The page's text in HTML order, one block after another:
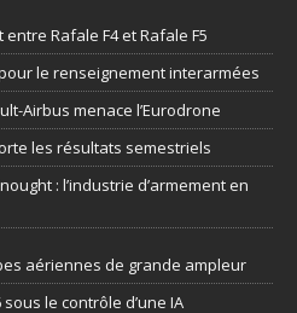
Rafale F4 et Rafale F5
le renseignement interarmées
Airbus menace l’Eurodrone
les résultats semestriels
: l’industrie d’armement en
aériennes de grande ampleur
sous le contrôle d’une IA